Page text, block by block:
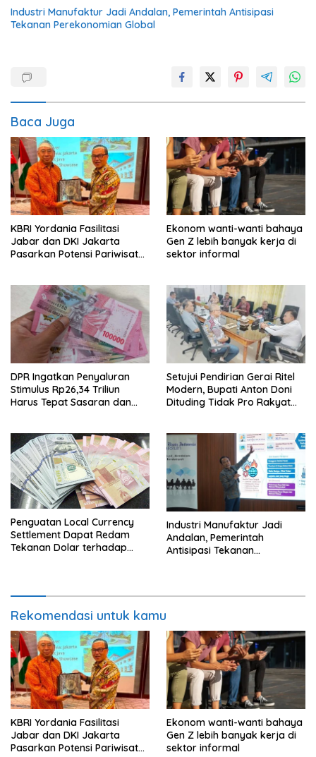
Industri Manufaktur Jadi Andalan, Pemerintah Antisipasi
Tekanan Perekonomian Global
Baca Juga
KBRI Yordania Fasilitasi
Jabar dan DKI Jakarta
Pasarkan Potensi Pariwisata
Ekonom wanti-wanti bahaya
Gen Z lebih banyak kerja di
sektor informal
DPR Ingatkan Penyaluran
Stimulus Rp26,34 Triliun
Harus Tepat Sasaran dan
Setujui Pendirian Gerai Ritel
Modern, Bupati Anton Doni
Dituding Tidak Pro Rakyat
Penguatan Local Currency
Settlement Dapat Redam
Tekanan Dolar terhadap
Industri Manufaktur Jadi
Andalan, Pemerintah
Antisipasi Tekanan
Rekomendasi untuk kamu
KBRI Yordania Fasilitasi
Jabar dan DKI Jakarta
Pasarkan Potensi Pariwisata
Ekonom wanti-wanti bahaya
Gen Z lebih banyak kerja di
sektor informal